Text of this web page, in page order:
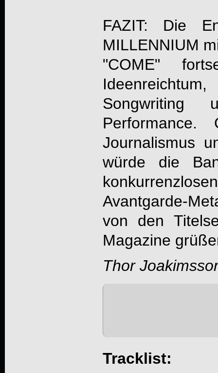
FAZIT: Die
MILLENNIUM
"COME"
Songwriting
Journalismus
würde die
Avantgarde-
von den
Magazine
Thor
Tracklist: